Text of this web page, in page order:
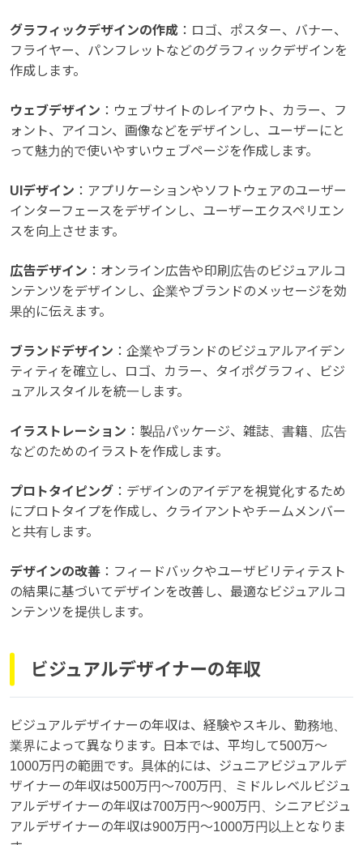
グラフィックデザインの作成 ：ロゴ、ポスター、バナー、
フライヤー、パンフレットなどのグラフィックデザインを
作成します。
ウェブデザイン ：ウェブサイトのレイアウト、カラー、フ
ォント、アイコン、画像などをデザインし、ユーザーにと
って魅力的で使いやすいウェブページを作成します。
UIデザイン ：アプリケーションやソフトウェアのユーザー
インターフェースをデザインし、ユーザーエクスペリエン
スを向上させます。
広告デザイン ：オンライン広告や印刷広告のビジュアルコ
ンテンツをデザインし、企業やブランドのメッセージを効
果的に伝えます。
ブランドデザイン ：企業やブランドのビジュアルアイデン
ティティを確立し、ロゴ、カラー、タイポグラフィ、ビジ
ュアルスタイルを統一します。
イラストレーション ：製品パッケージ、雑誌、書籍、広告
などのためのイラストを作成します。
プロトタイピング ：デザインのアイデアを視覚化するため
にプロトタイプを作成し、クライアントやチームメンバー
と共有します。
デザインの改善 ：フィードバックやユーザビリティテスト
の結果に基づいてデザインを改善し、最適なビジュアルコ
ンテンツを提供します。
ビジュアルデザイナーの年収
ビジュアルデザイナーの年収は、経験やスキル、勤務地、
業界によって異なります。日本では、平均して500万〜
1000万円の範囲です。具体的には、ジュニアビジュアルデ
ザイナーの年収は500万円〜700万円、ミドルレベルビジュ
アルデザイナーの年収は700万円〜900万円、シニアビジュ
アルデザイナーの年収は900万円〜1000万円以上となりま